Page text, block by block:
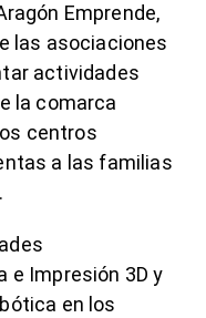
Emprende,
las asociaciones
actividades
la comarca
centros
a las familias
e Impresión 3D y
en los